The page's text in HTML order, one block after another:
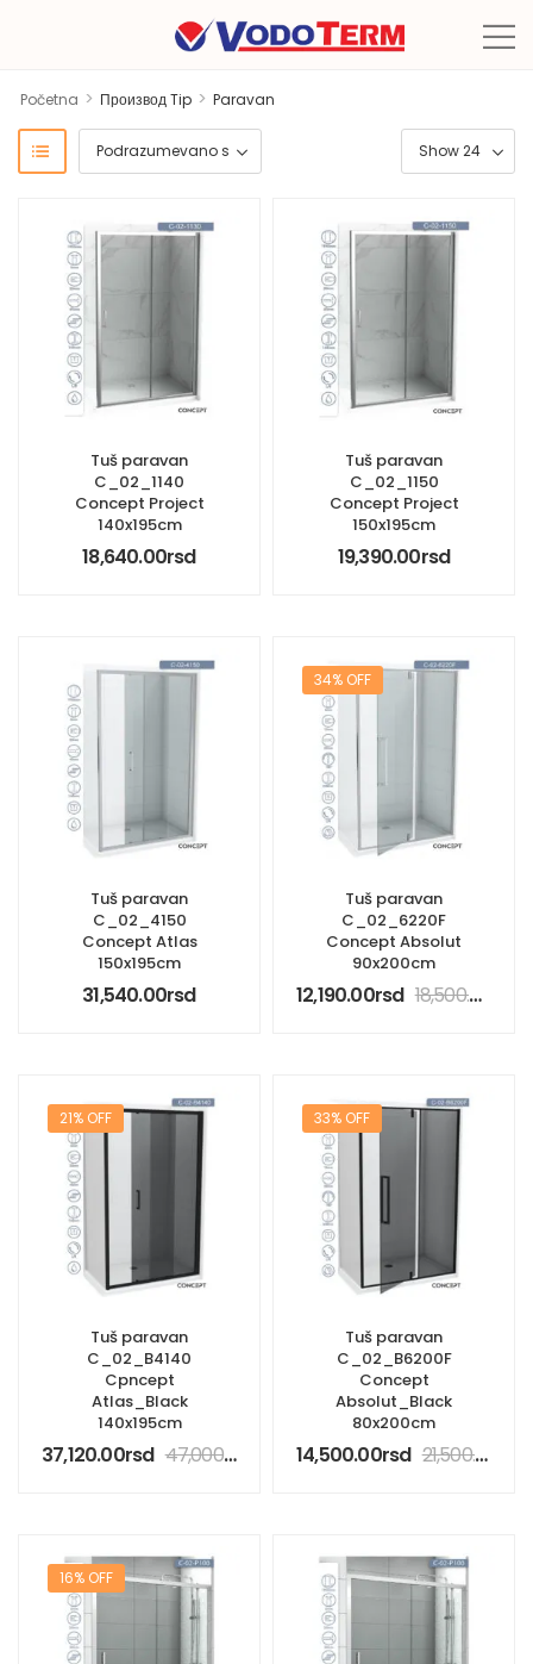
Početna > Производ Tip > Paravan
Tuš paravan
C_02_1140
Concept Project
140x195cm
18,640.00rsd
Tuš paravan
C_02_1150
Concept Project
150x195cm
19,390.00rsd
Tuš paravan
C_02_4150
Concept Atlas
150x195cm
31,540.00rsd
34% OFF
Tuš paravan
C_02_6220F
Concept Absolut
90x200cm
12,190.00rsd 18,500.00
21% OFF
Tuš paravan
C_02_B4140
Cpncept
Atlas_Black
140x195cm
37,120.00rsd 47,000.00
33% OFF
Tuš paravan
C_02_B6200F
Concept
Absolut_Black
80x200cm
14,500.00rsd 21,500.00
16% OFF